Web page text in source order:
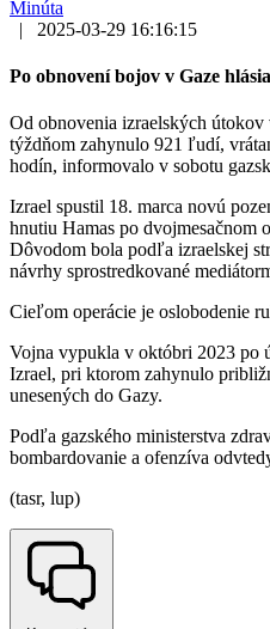
Minúta
|
2025-03-29 16:16:15
Po obnovení bojov v Gaze
Od obnovenia izraelských útokov
týždňom zahynulo 921 ľudí,
hodín, informovalo v sobotu
Izrael spustil 18. marca novú
hnutiu Hamas po dvojmesačnom
Dôvodom bola podľa izraelskej
návrhy sprostredkované
Cieľom operácie je oslobodenie
Vojna vypukla v októbri 2023 po
Izrael, pri ktorom zahynulo
unesených do Gazy.
Podľa gazského ministerstva
bombardovanie a ofenzíva
(tasr, lup)